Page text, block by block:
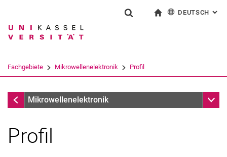
Springe direkt zu: Inhalt
Springe direkt zu: Suche
Springe direkt zu:
Suchbegriff
Suchen (öffnet externen Link in einem
DEUTSCH :
Fachgebiete Mikrowellenelektronik Profil
Fachgebiete
Mikrowellenelektronik
Profil